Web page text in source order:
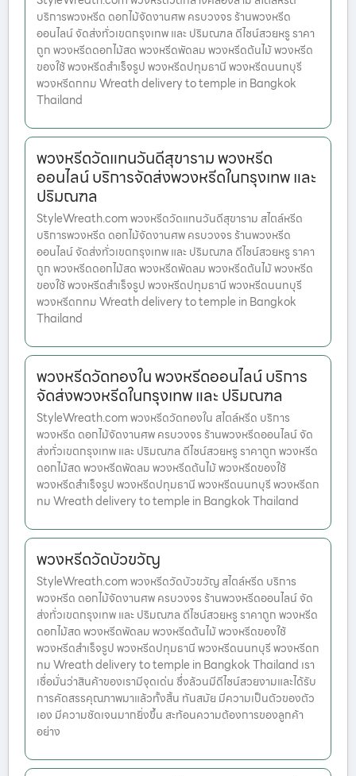
บริการพวงหรีด ดอกไม้จัดงานศพ ครบวงจร ร้านพวงหรีด
ออนไลน์ จัดส่งทั่วเขตกรุงเทพ และ ปริมณฑล ดีไซน์สวยหรู ราคา
ถูก พวงหรีดดอกไม้สด พวงหรีดพัดลม พวงหรีดต้นไม้ พวงหรีด
ของใช้ พวงหรีดสำเร็จรูป พวงหรีดปทุมธานี พวงหรีดนนทบุรี
พวงหรีดกทม Wreath delivery to temple in Bangkok
Thailand
พวงหรีดวัดแทนวันดีสุขาราม พวงหรีด
ออนไลน์ บริการจัดส่งพวงหรีดในกรุงเทพ และ
ปริมณฑล
StyleWreath.com พวงหรีดวัดแทนวันดีสุขาราม สไตล์หรีด
บริการพวงหรีด ดอกไม้จัดงานศพ ครบวงจร ร้านพวงหรีด
ออนไลน์ จัดส่งทั่วเขตกรุงเทพ และ ปริมณฑล ดีไซน์สวยหรู ราคา
ถูก พวงหรีดดอกไม้สด พวงหรีดพัดลม พวงหรีดต้นไม้ พวงหรีด
ของใช้ พวงหรีดสำเร็จรูป พวงหรีดปทุมธานี พวงหรีดนนทบุรี
พวงหรีดกทม Wreath delivery to temple in Bangkok
Thailand
พวงหรีดวัดทองใน พวงหรีดออนไลน์ บริการ
จัดส่งพวงหรีดในกรุงเทพ และ ปริมณฑล
StyleWreath.com พวงหรีดวัดทองใน สไตล์หรีด บริการ
พวงหรีด ดอกไม้จัดงานศพ ครบวงจร ร้านพวงหรีดออนไลน์ จัด
ส่งทั่วเขตกรุงเทพ และ ปริมณฑล ดีไซน์สวยหรู ราคาถูก พวงหรีด
ดอกไม้สด พวงหรีดพัดลม พวงหรีดต้นไม้ พวงหรีดของใช้
พวงหรีดสำเร็จรูป พวงหรีดปทุมธานี พวงหรีดนนทบุรี พวงหรีดก
ทม Wreath delivery to temple in Bangkok Thailand
พวงหรีดวัดบัวขวัญ
StyleWreath.com พวงหรีดวัดบัวขวัญ สไตล์หรีด บริการ
พวงหรีด ดอกไม้จัดงานศพ ครบวงจร ร้านพวงหรีดออนไลน์ จัด
ส่งทั่วเขตกรุงเทพ และ ปริมณฑล ดีไซน์สวยหรู ราคาถูก พวงหรีด
ดอกไม้สด พวงหรีดพัดลม พวงหรีดต้นไม้ พวงหรีดของใช้
พวงหรีดสำเร็จรูป พวงหรีดปทุมธานี พวงหรีดนนทบุรี พวงหรีดก
ทม Wreath delivery to temple in Bangkok Thailand เรา
เชื่อมั่นว่าสินค้าของเรามีจุดเด่น ซึ่งล้วนมีดีไซน์สวยงามและได้รับ
การคัดสรรคุณภาพมาแล้วทั้งสิ้น ทันสมัย มีความเป็นตัวของตัว
เอง มีความชัดเจนมากยิ่งขึ้น สะท้อนความต้องการของลูกค้า
อย่าง